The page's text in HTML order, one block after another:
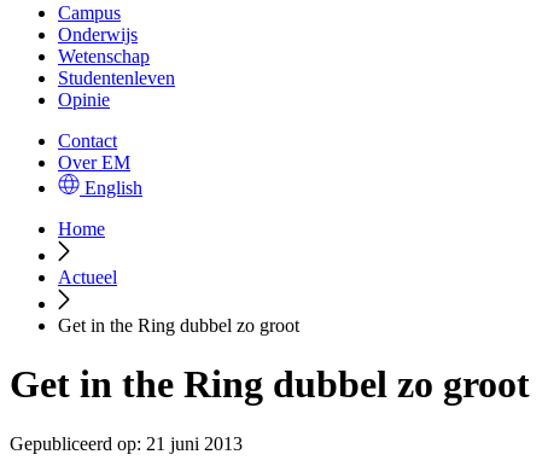
Campus
Onderwijs
Wetenschap
Studentenleven
Opinie
Contact
Over EM
English
Home
Actueel
Get in the Ring dubbel zo groot
Get in the Ring dubbel zo groot
Gepubliceerd op: 21 juni 2013